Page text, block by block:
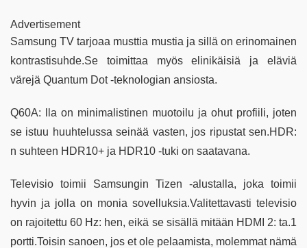
Advertisement
Samsung TV tarjoaa musttia mustia ja sillä on erinomainen
kontrastisuhde.Se toimittaa myös elinikäisiä ja eläviä
värejä Quantum Dot -teknologian ansiosta.
Q60A: lla on minimalistinen muotoilu ja ohut profiili, joten
se istuu huuhtelussa seinää vasten, jos ripustat sen.HDR:
n suhteen HDR10+ ja HDR10 -tuki on saatavana.
Televisio toimii Samsungin Tizen -alustalla, joka toimii
hyvin ja jolla on monia sovelluksia.Valitettavasti televisio
on rajoitettu 60 Hz: hen, eikä se sisällä mitään HDMI 2: ta.1
portti.Toisin sanoen, jos et ole pelaamista, molemmat nämä